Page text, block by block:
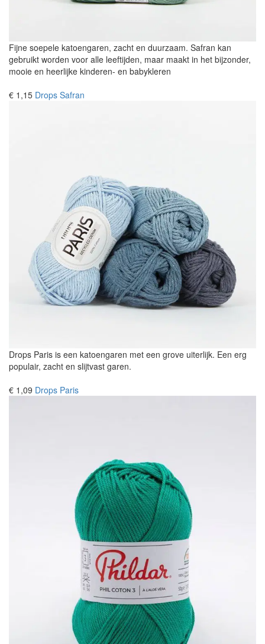
Fijne soepele katoengaren, zacht en duurzaam. Safran kan
gebruikt worden voor alle leeftijden, maar maakt in het bijzonder,
mooie en heerlijke kinderen- en babykleren
€ 1,15 Drops Safran
Drops Paris is een katoengaren met een grove uiterlijk. Een erg
populair, zacht en slijtvast garen.
€ 1,09 Drops Paris